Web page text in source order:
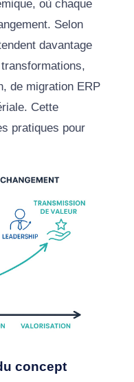
où chaque
Selon
davantage
de migration ERP
Cette
pratiques pour
concept